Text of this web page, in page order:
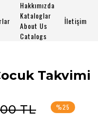
Hakkımızda
Kataloglar
About Us
Catalogs
İletişim
Takvimi
TL %25